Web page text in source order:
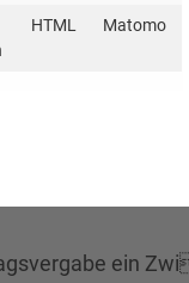
von den
zur
ein
HTML Matomo